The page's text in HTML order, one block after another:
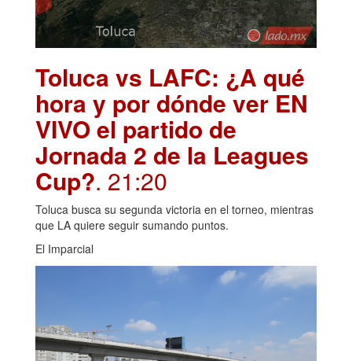
Toluca vs LAFC: ¿A qué
hora y por dónde ver EN
VIVO el partido de
Jornada 2 de la Leagues
Cup?. 21:20
Toluca busca su segunda victoria en el torneo, mientras
que LA quiere seguir sumando puntos.
El Imparcial